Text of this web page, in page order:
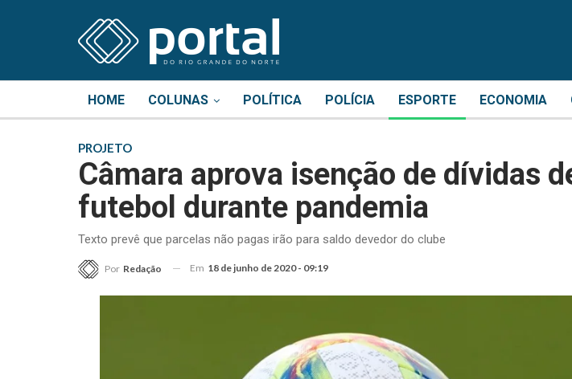
HOME COLUNAS POLÍTICA POLÍCIA ESPORTE ECONOMIA
PROJETO
Câmara aprova isenção de dívidas
futebol durante pandemia
Texto prevê que parcelas não pagas irão para saldo devedor do clube
Por Redação Em 18 de junho de 2020 - 09:19